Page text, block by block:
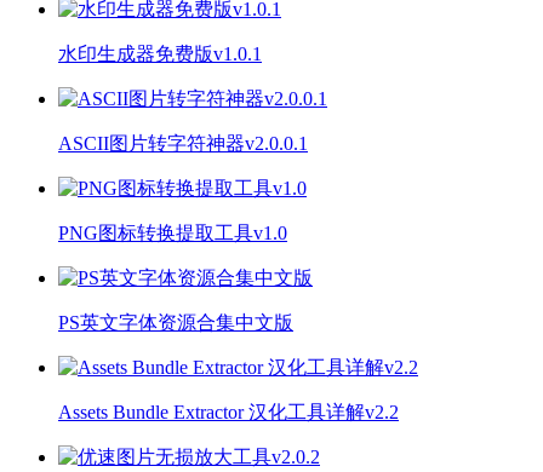
水印生成器免费版v1.0.1
ASCII图片转字符神器v2.0.0.1
PNG图标转换提取工具v1.0
PS英文字体资源合集中文版
Assets Bundle Extractor 汉化工具详解v2.2